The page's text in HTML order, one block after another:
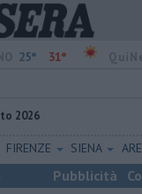
25° 31°
2026
FIRENZE SIENA
Pubblicità